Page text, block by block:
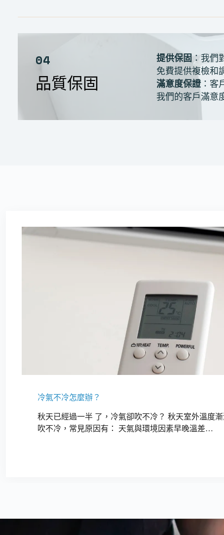
04
品質保固
提供保固：我們
免費提供複檢和
滿意度保證：客
我們的客戶滿意
冷氣不冷怎麼辦？
秋天已經過一半 了，冷氣卻吹不冷？ 秋天室外溫度
吹不冷，常見原因有： 天氣與環境因素早晚溫差…